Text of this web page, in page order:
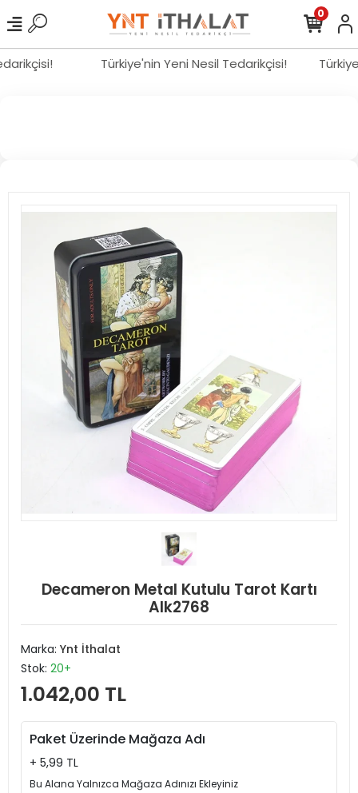
Türkiye'nin Yeni Nesil Tedarikçisi!
0
Decameron Metal Kutulu Tarot Kartı
Alk2768
Marka: Ynt İthalat
Stok: 20+
1.042,00 TL
Paket Üzerinde Mağaza Adı
+ 5,99 TL
Bu Alana Yalnızca Mağaza Adınızı Ekleyiniz